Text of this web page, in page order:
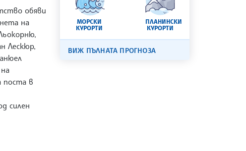
обяви
на
Лескюр,
поста в
силен
МОРСКИ
КУРОРТИ
ПЛАНИНСКИ
КУРОРТИ
ВИЖ ПЪЛНАТА ПРОГНОЗА